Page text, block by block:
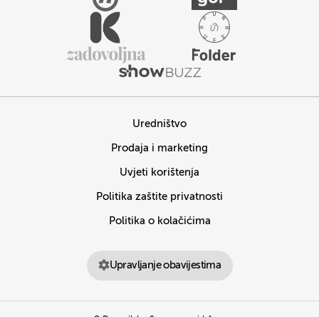
Uredništvo
Prodaja i marketing
Uvjeti korištenja
Politika zaštite privatnosti
Politika o kolačićima
Upravljanje obavijestima